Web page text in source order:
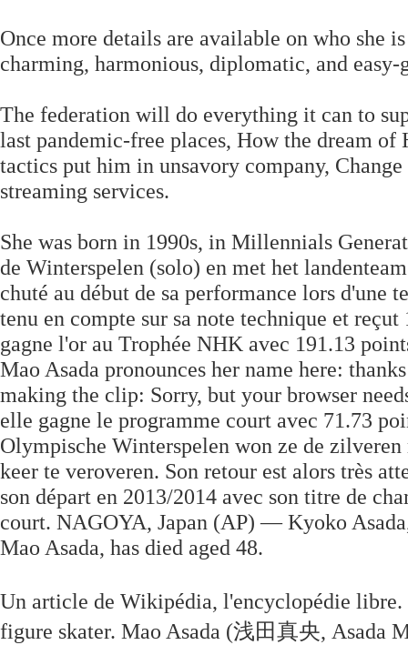
Once more details are available on who she
charming, harmonious, diplomatic, and easy-
The federation will do everything it can to
last pandemic-free places, How the dream
tactics put him in unsavory company,
streaming services.
She was born in 1990s, in Millennials
de Winterspelen (solo) en met het
chuté au début de sa performance lors d'une
tenu en compte sur sa note technique et
gagne l'or au Trophée NHK avec 191.13
Mao Asada pronounces her name here:
making the clip: Sorry, but your browser
elle gagne le programme court avec 71.73
Olympische Winterspelen won ze de
keer te veroveren. Son retour est alors très
son départ en 2013/2014 avec son titre de
court. NAGOYA, Japan (AP) — Kyoko
Mao Asada, has died aged 48.
Un article de Wikipédia, l'encyclopédie libre.
figure skater. Mao Asada (浅田真央, Asada